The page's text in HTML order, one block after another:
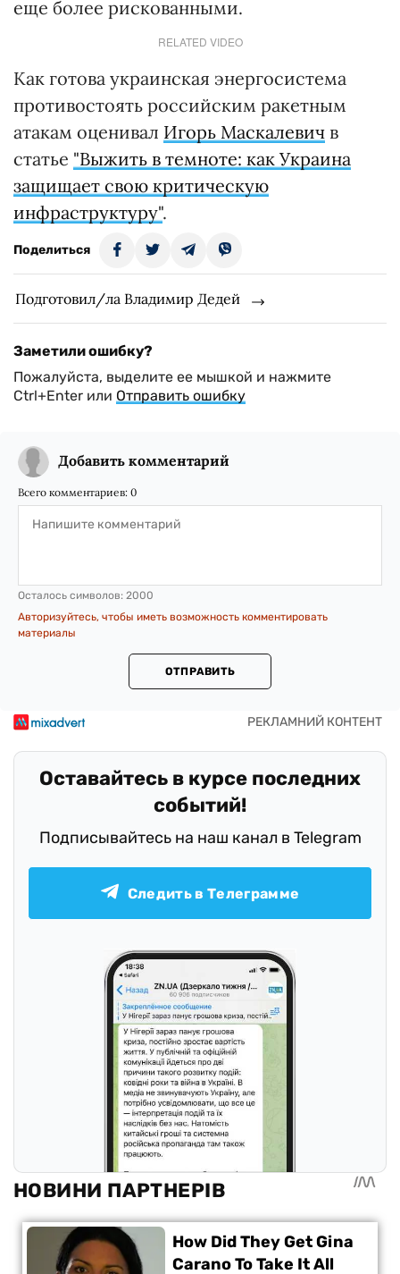
еще более рискованными.
RELATED VIDEO
Как готова украинская энергосистема
противостоять российским ракетным
атакам оценивал Игорь Маскалевич в
статье "Выжить в темноте: как Украина
защищает свою критическую
инфраструктуру".
Поделиться
Подготовил/ла Владимир Дедей
Заметили ошибку?
Пожалуйста, выделите ее мышкой и нажмите
Ctrl+Enter или Отправить ошибку
Добавить комментарий
Всего комментариев: 0
Осталось символов: 2000
Авторизуйтесь, чтобы иметь возможность комментировать
материалы
ОТПРАВИТЬ
Оставайтесь в курсе последних
событий!
Подписывайтесь на наш канал в Telegram
Следить в Телеграмме